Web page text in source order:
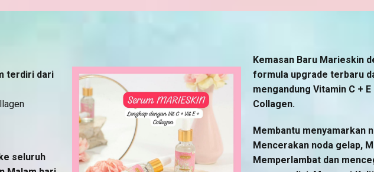
terdiri dari
seluruh
Kemasan Baru Marieskin
formula upgrade terbaru
mengandung Vitamin C + E
Collagen.
Membantu menyamarkan
Mencerakan noda gelap,
Memperlambat dan